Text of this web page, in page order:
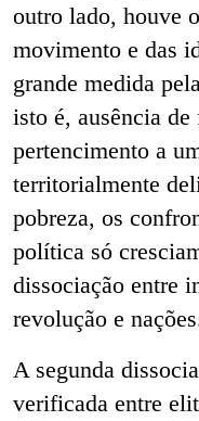
outro lado, houve
movimento e das
grande medida
isto é, ausência de
pertencimento a
territorialmente
pobreza, os
política só
dissociação entre
revolução e
A segunda
verificada entre